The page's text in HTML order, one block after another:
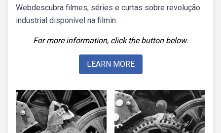
Webdescubra filmes, séries e curtas sobre revolução
industrial disponível na filmin.
For more information, click the button below.
LEARN MORE